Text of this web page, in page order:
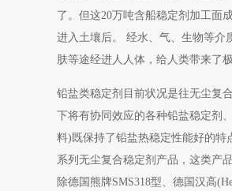
了。但这20万吨含船稳定剂加工面
进入土壤后。 经水、气、生物等介
肤等途经进人人体，给人类带来了
铅盐类稳定剂目前状况是往无尘复
下将有协同效应的各种铅盐稳定剂
料)既保持了铅盐热稳定性能好的
系列无尘复合稳定剂产品，这类产
除德国熊牌SMS318型、德国汉高